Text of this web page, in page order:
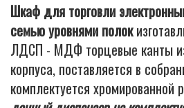
Шкаф для торговли
семью уровнями полок
ЛДСП - МДФ торцевые канты
корпуса, поставляется в
комплектуется хромированной